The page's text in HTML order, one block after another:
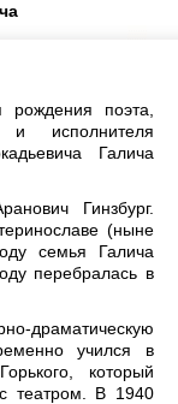
поэта,
и исполнителя
Галича
Гинзбург.
(ныне
семья Галича
перебралась в
драматическую
учился в
который
театром. В 1940